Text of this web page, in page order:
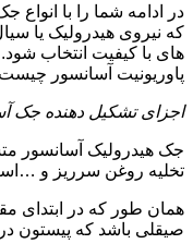
در ادامه شما را با
که نیروی هیدرولیک یا
های با کیفیت انتخاب شود.
پاوریونیت آسانسور
اجزای تشکیل دهنده جک
جک هیدرولیک آسانسور
تخلیه روغن سرریز و
همان طور که در ابتدای
صیقلی باشد که پیستون